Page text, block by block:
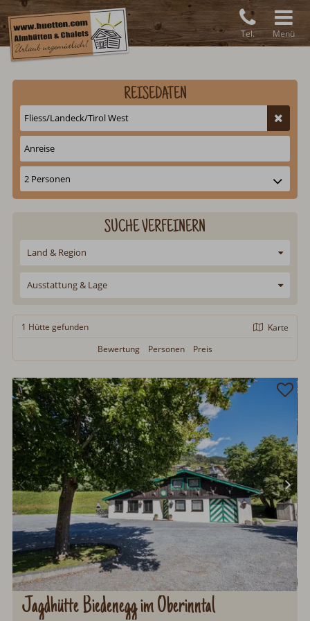
Tel. Menü
REISEDATEN
SUCHE VERFEINERN
Land & Region
Ausstattung & Lage
1 Hütte gefunden
Karte
Bewertung
Personen Preis
Jagdhütte Biedenegg im Oberinntal